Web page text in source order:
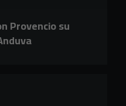
Provencio su